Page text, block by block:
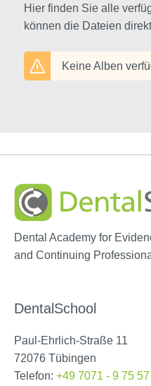
Hier finden Sie alle
können die Dateien
Keine Alben
Dental Academy for
and Continuing
DentalSchool
Paul-Ehrlich-Straße 11
72076 Tübingen
Telefon: +49 7071 - 9 75